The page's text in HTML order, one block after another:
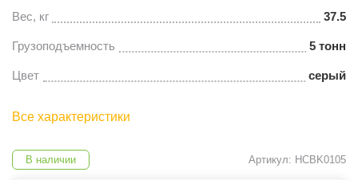
Вес, кг 37.5
Грузоподъемность 5 тонн
Цвет серый
Все характеристики
В наличии Артикул: HCBK0105